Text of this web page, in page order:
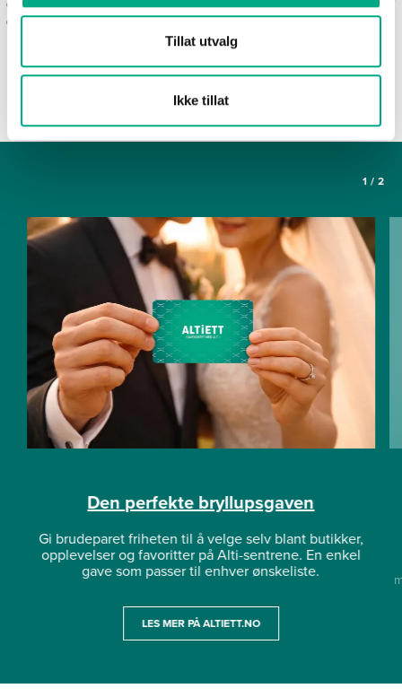
Tillat utvalg
Ikke tillat
Ofte stilte spørsmål om
gavekortet Altiett
Sykkelparkering med lading /
Sparkesykkelparkering
SE FLERE ARTIKLER
1 / 2
Den perfekte bryllupsgaven
Gi brudeparet friheten til å velge selv blant butikker,
opplevelser og favoritter på Alti-sentrene. En enkel
gave som passer til enhver ønskeliste.
LES MER PÅ ALTIETT.NO